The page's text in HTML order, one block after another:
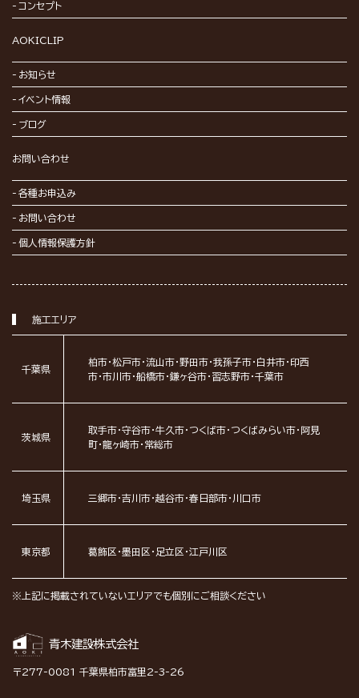
コンセプト
AOKICLIP
お知らせ
イベント情報
ブログ
お問い合わせ
各種お申込み
お問い合わせ
個人情報保護方針
施工エリア
千葉県
柏市・松戸市・流山市・野田市・我孫子市・白井市・印西
市・市川市・船橋市・鎌ヶ谷市・習志野市・千葉市
茨城県
取手市・守谷市・牛久市・つくば市・つくばみらい市・阿見
町・龍ヶ崎市・常総市
埼玉県 三郷市・吉川市・越谷市・春日部市・川口市
東京都 葛飾区・墨田区・足立区・江戸川区
※上記に掲載されていないエリアでも個別にご相談ください
青木建設株式会社
〒277-0081 千葉県柏市富里2-3-26